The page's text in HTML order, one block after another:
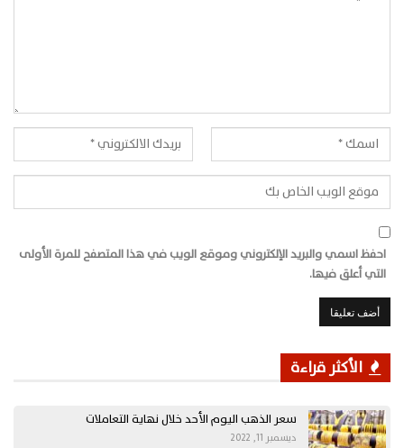
احفظ اسمي والبريد الإلكتروني وموقع الويب في هذا المتصفح للمرة الأولى
التي أعلق فيها.
الأكثر قراءة
سعر الذهب اليوم الأحد خلال نهاية التعاملات
ديسمبر 11, 2022